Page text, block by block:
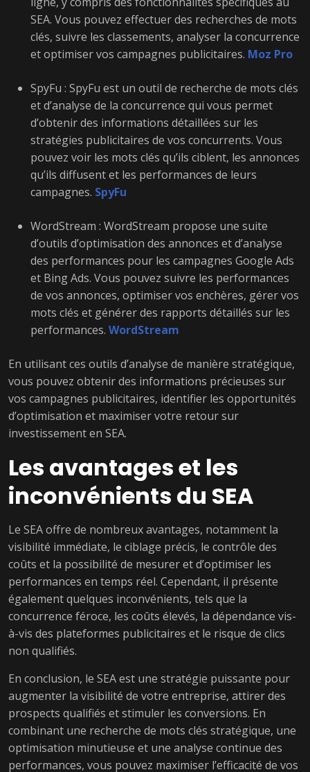
SEA. Vous pouvez effectuer des recherches de mots
clés, suivre les classements, analyser la concurrence
et optimiser vos campagnes publicitaires. Moz Pro
SpyFu : SpyFu est un outil de recherche de mots clés
et d’analyse de la concurrence qui vous permet
d’obtenir des informations détaillées sur les
stratégies publicitaires de vos concurrents. Vous
pouvez voir les mots clés qu’ils ciblent, les annonces
qu’ils diffusent et les performances de leurs
campagnes. SpyFu
WordStream : WordStream propose une suite
d’outils d’optimisation des annonces et d’analyse
des performances pour les campagnes Google Ads
et Bing Ads. Vous pouvez suivre les performances
de vos annonces, optimiser vos enchères, gérer vos
mots clés et générer des rapports détaillés sur les
performances. WordStream
En utilisant ces outils d’analyse de manière stratégique,
vous pouvez obtenir des informations précieuses sur
vos campagnes publicitaires, identifier les opportunités
d’optimisation et maximiser votre retour sur
investissement en SEA.
Les avantages et les
inconvénients du SEA
Le SEA offre de nombreux avantages, notamment la
visibilité immédiate, le ciblage précis, le contrôle des
coûts et la possibilité de mesurer et d’optimiser les
performances en temps réel. Cependant, il présente
également quelques inconvénients, tels que la
concurrence féroce, les coûts élevés, la dépendance vis-
à-vis des plateformes publicitaires et le risque de clics
non qualifiés.
En conclusion, le SEA est une stratégie puissante pour
augmenter la visibilité de votre entreprise, attirer des
prospects qualifiés et stimuler les conversions. En
combinant une recherche de mots clés stratégique, une
optimisation minutieuse et une analyse continue des
performances, vous pouvez maximiser l’efficacité de vos